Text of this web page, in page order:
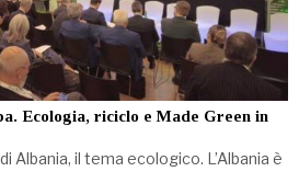
Ecologia, riciclo e Made Green in
Albania, il tema ecologico. L’Albania è